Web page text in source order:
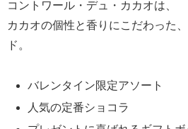
コントワール・デュ・カカオは、
カカオの個性と香りにこだわった
ド。
バレンタイン限定アソート
人気の定番ショコラ